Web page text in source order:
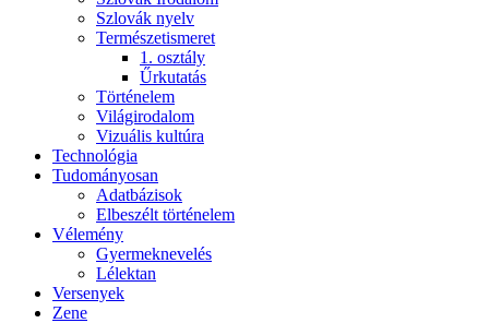
Szlovák nyelv
Természetismeret
1. osztály
Űrkutatás
Történelem
Világirodalom
Vizuális kultúra
Technológia
Tudományosan
Adatbázisok
Elbeszélt történelem
Vélemény
Gyermeknevelés
Lélektan
Versenyek
Zene